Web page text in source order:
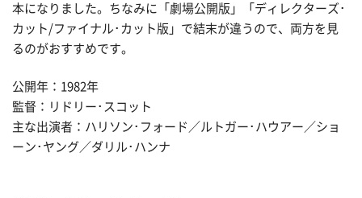
本になりました。ちなみに「劇場公開版」「ディレクターズ･
カット/ファイナル･カット版」で結末が違うので、両方を見
るのがおすすめです。
公開年：1982年
監督：リドリー･スコット
主な出演者：ハリソン･フォード／ルトガー･ハウアー／ショ
ーン･ヤング／ダリル･ハンナ